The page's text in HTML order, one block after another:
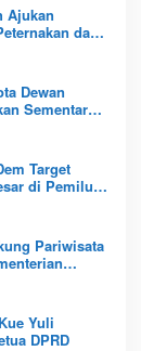
Ajukan
dan
ke DPRD
Dewan
Sementara
Dokter
Target
di Pemilu
Pariwisata
Tinjau
Visa
Yuli
DPRD